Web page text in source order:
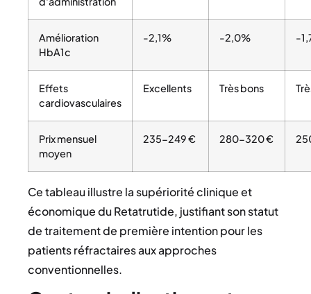
Amélioration
HbA1c
-2,1% -2,0% -
Effets
cardiovasculaires
Excellents Très bons
Prix mensuel
moyen
235-249 € 280-320 €
Ce tableau illustre la supériorité clinique et
économique du Retatrutide, justifiant son statut
de traitement de première intention pour les
patients réfractaires aux approches
conventionnelles.